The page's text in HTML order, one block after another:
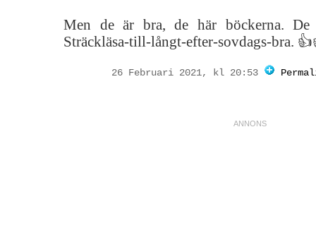
Men de är bra, de här böckerna.
Sträckläsa-till-långt-efter-sovdags-bra.
26 Februari 2021, kl 20:53